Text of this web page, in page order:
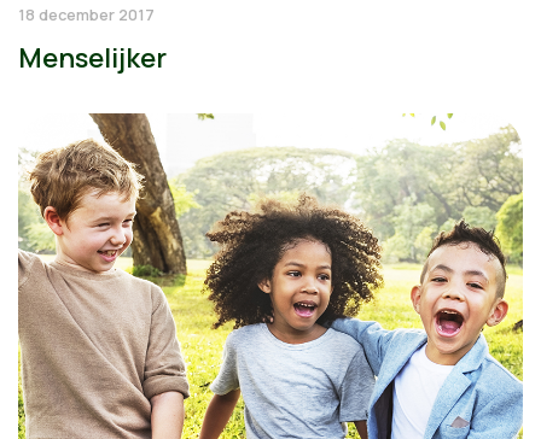
18 december 2017
Menselijker